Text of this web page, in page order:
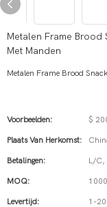
Metalen Frame Brood
Met Manden
Metalen Frame Brood
Voorbeelden: $
Plaats Van Herkomst:
Betalingen: L/C,
MOQ: 1000
Levertijd:
1-